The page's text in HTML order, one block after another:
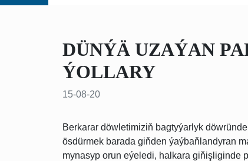
DÜNÝÄ UZAÝAN
ÝOLLARY
15-08-20
Berkarar döwletimiziň bagtyýarlyk
ösdürmek barada giňden ýaýbaňlandyran
mynasyp orun eýeledi, halkara giňişliginde